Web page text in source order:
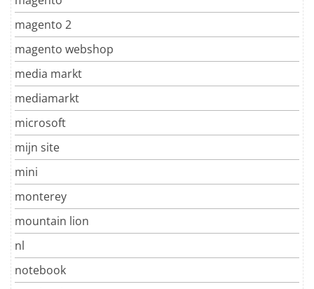
magento 2
magento webshop
media markt
mediamarkt
microsoft
mijn site
mini
monterey
mountain lion
nl
notebook